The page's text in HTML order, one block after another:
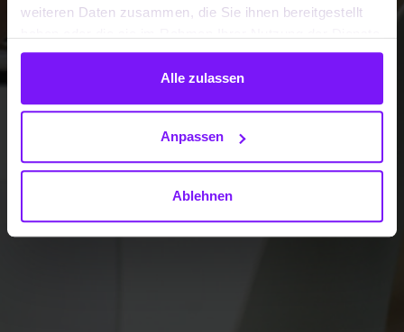
weiteren Daten zusammen, die Sie ihnen bereitgestellt
gesammelt haben.
Alle zulassen
Anpassen
Ablehnen